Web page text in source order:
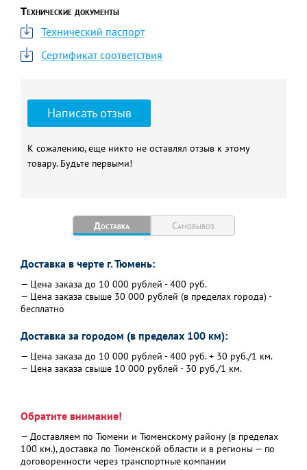
Потребляемая мощность, не
более, Вт
Поддерживаемые
интерфейсы
напряжение 0 — 30 В;
3,3 В через резистор
100 КОм
температуры
аналоговые NTC,
цифровые Модели —
(NTC), МЛ-771, МЛ-772,
МЛ-779 (RS-485),
DS18S20, DS18B20
температуры
радиомодуль МЛ-590)
Модели — МЛ-711,
Технические документы
Технический паспорт
Сертификат соответствия
Написать отзыв
К сожалению, еще никто не оставлял отзыв к этому
товару. Будьте первыми!
Доставка Самовывоз
Доставка в черте г. Тюмень:
— Цена заказа до 10 000 рублей - 400 руб.
— Цена заказа свыше 30 000 рублей (в пределах города) -
бесплатно
Доставка за городом (в пределах 100 км):
— Цена заказа до 10 000 рублей - 400 руб. + 30 руб./1 км.
— Цена заказа свыше 10 000 рублей - 30 руб./1 км.
Обратите внимание!
— Доставляем по Тюмени и Тюменскому району (в пределах
100 км.), доставка по Тюменской области и в регионы — по
договоренности через транспортные компании